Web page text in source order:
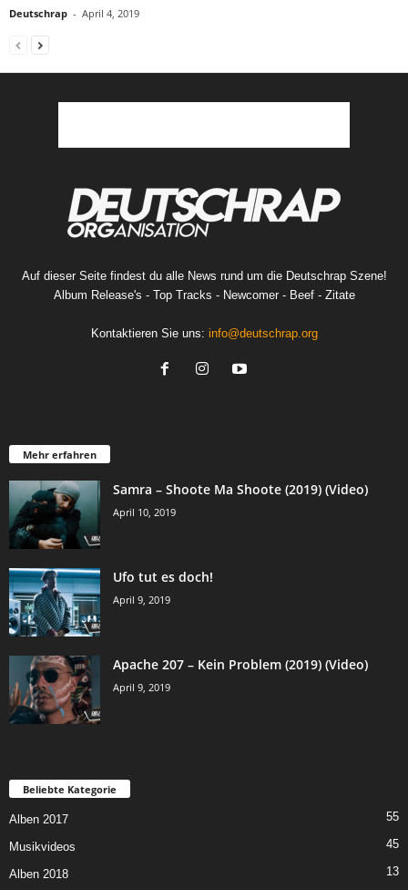
Deutschrap - April 4, 2019
Auf dieser Seite findest du alle News rund um die Deutschrap Szene!
Album Release's - Top Tracks - Newcomer - Beef - Zitate
Kontaktieren Sie uns: info@deutschrap.org
Mehr erfahren
Samra – Shoote Ma Shoote (2019) (Video)
April 10, 2019
Ufo tut es doch!
April 9, 2019
Apache 207 – Kein Problem (2019) (Video)
April 9, 2019
Beliebte Kategorie
Alben 2017 55
Musikvideos 45
Alben 2018 13